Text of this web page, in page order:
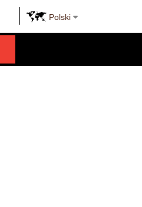
Polski